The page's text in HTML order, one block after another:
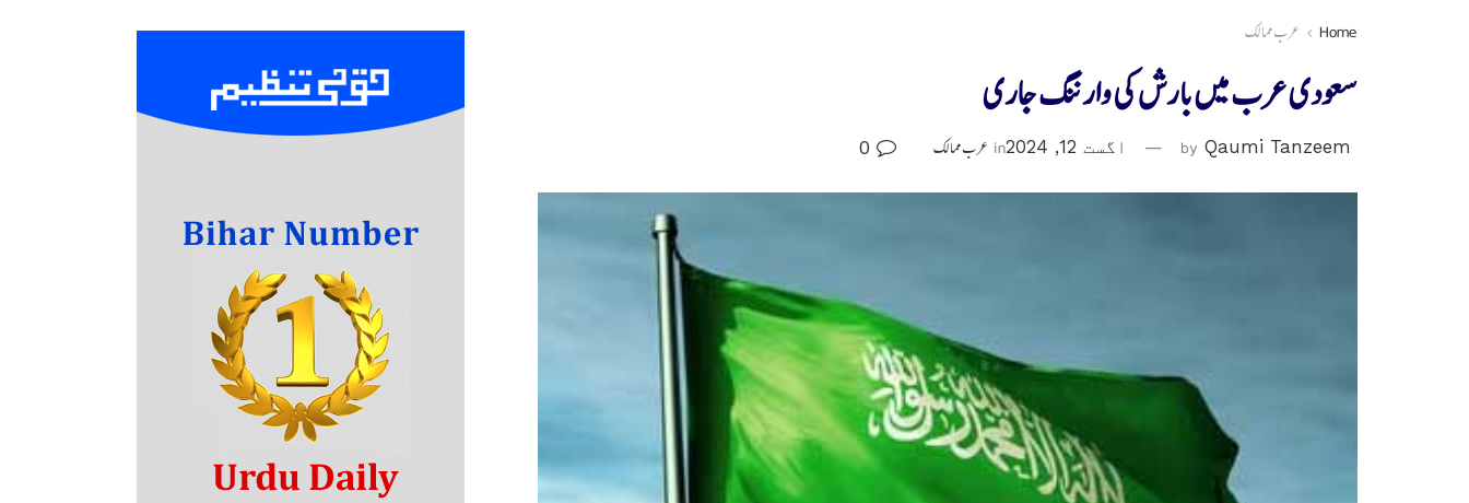
Home عرب ممالک
سعودی عرب میں بارش کی وارننگ جاری
by Qaumi Tanzeem اگست 12, 2024 in عرب ممالک